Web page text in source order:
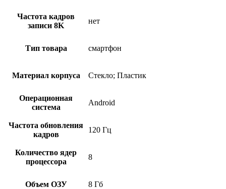
Частота кадров
записи 8K
нет
Тип товара смартфон
Материал корпуса Стекло; Пластик
Операционная
система
Android
Частота обновления
кадров
120 Гц
Количество ядер
процессора
8
Объем ОЗУ 8 Гб